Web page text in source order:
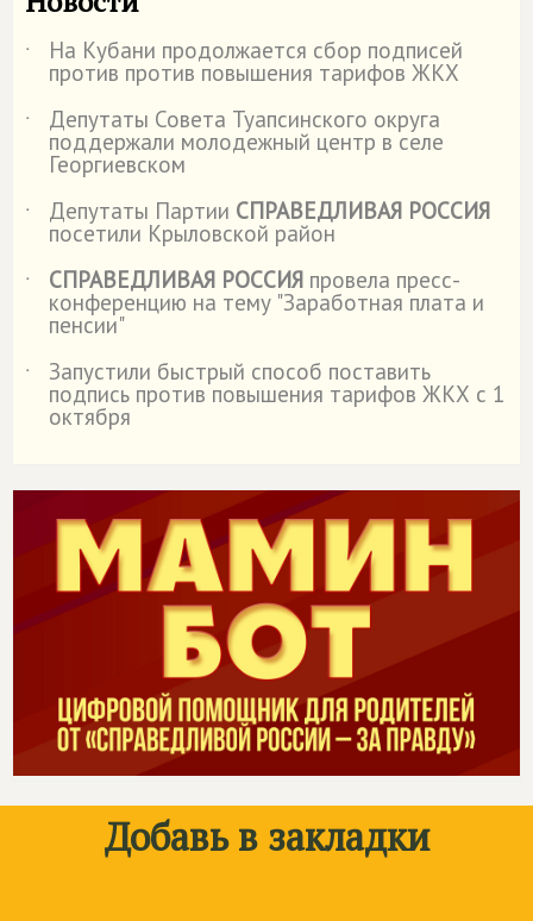
˙ На Кубани продолжается сбор подписей
против против повышения тарифов ЖКХ
˙
Депутаты Совета Туапсинского округа
поддержали молодежный центр в селе
Георгиевском
˙
Депутаты Партии СПРАВЕДЛИВАЯ РОССИЯ
посетили Крыловской район
˙
СПРАВЕДЛИВАЯ РОССИЯ провела пресс-
конференцию на тему "Заработная плата и
пенсии"
˙
Запустили быстрый способ поставить
подпись против повышения тарифов ЖКХ с 1
октября
Добавь в закладки